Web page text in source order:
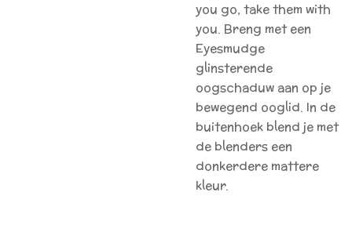
you go, take them with
you. Breng met een
Eyesmudge
glinsterende
oogschaduw aan op je
bewegend ooglid. In de
buitenhoek blend je met
de blenders een
donkerdere mattere
kleur.